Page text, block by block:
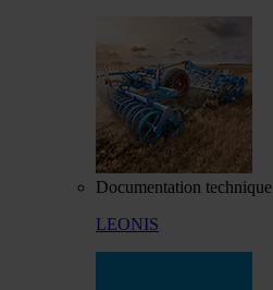
Documentation technique
LEONIS